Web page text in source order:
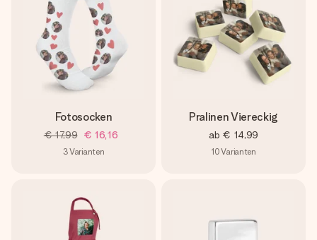
Fotosocken
€ 17,99 € 16,16
3Varianten
Pralinen Viereckig
ab € 14,99
10Varianten